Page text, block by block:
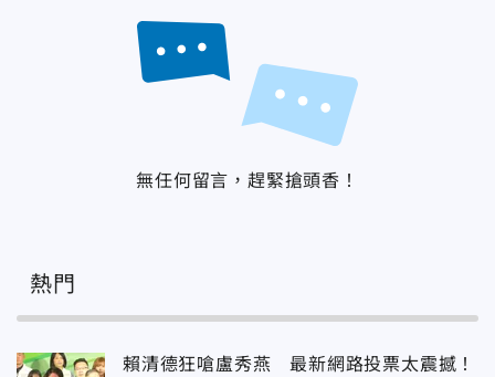
無任何留言，趕緊搶頭香！
熱門
賴清德狂嗆盧秀燕 最新網路投票太震撼！